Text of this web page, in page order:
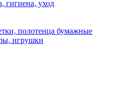
гигиена, уход
полотенца бумажные
игрушки